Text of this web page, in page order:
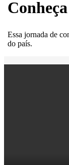
Essa jornada de
do país.